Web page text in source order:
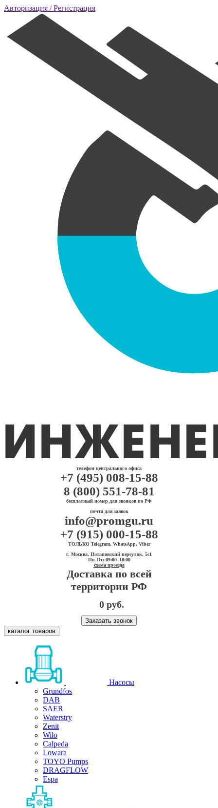
Авторизация / Регистрация
телефон центрального офиса
+7 (495) 008-15-88
8 (800) 551-78-81
бесплатный номер для звонков по РФ
почта для заявок
info@promgu.ru
+7 (915) 000-15-88
ТОЛЬКО Telegram, WhatsApp, Viber
г. Москва, Потаповский переулок, 5с1
Пн-Пт: 09:00–18:00
схема проезда
Доставка по всей
территории РФ
0 руб.
Заказать звонок
каталог товаров
Насосы
Grundfos
DAB
SAER
Waterstry
Zenit
Wilo
Calpeda
Lowara
TOYO Pumps
DRAGFLOW
Espa